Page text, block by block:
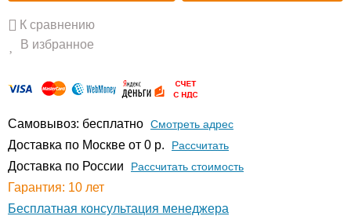
К сравнению
В избранное
Самовывоз: бесплатно Смотреть адрес
Доставка по Москве от 0 р. Расcчитать
Доставка по России Рассчитать стоимость
Гарантия: 10 лет
Бесплатная консультация менеджера